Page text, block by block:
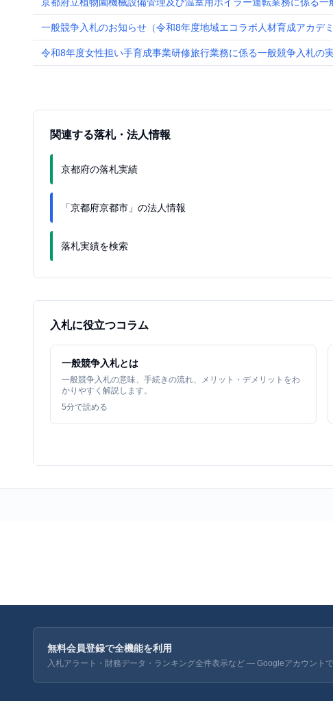
一般競争入札のお知らせ（令和8年度地域エコラボ人材育成アカデミ
令和8年度女性担い手育成事業研修旅行業務に係る一般競争入札の
関連する落札・法人情報
京都府の落札実績
「京都府京都市」の法人情報
落札実績を検索
入札に役立つコラム
一般競争入札とは
一般競争入札の意味、手続きの流れ、メリット・デメリットをわ
かりやすく解説します。
5分で読める
無料会員登録で全機能を利用
入札アラート・財務データ・ランキング全件表示など — Googleアカウント